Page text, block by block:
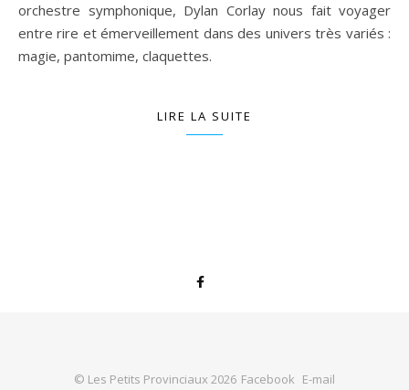
orchestre symphonique, Dylan Corlay nous fait voyager
entre rire et émerveillement dans des univers très variés :
magie, pantomime, claquettes.
LIRE LA SUITE
© Les Petits Provinciaux 2026 Facebook E-mail